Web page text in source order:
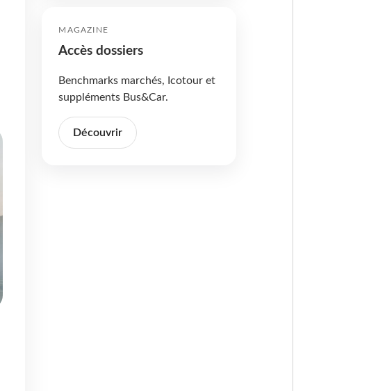
MAGAZINE
Accès dossiers
Benchmarks marchés, Icotour et
suppléments Bus&Car.
Découvrir